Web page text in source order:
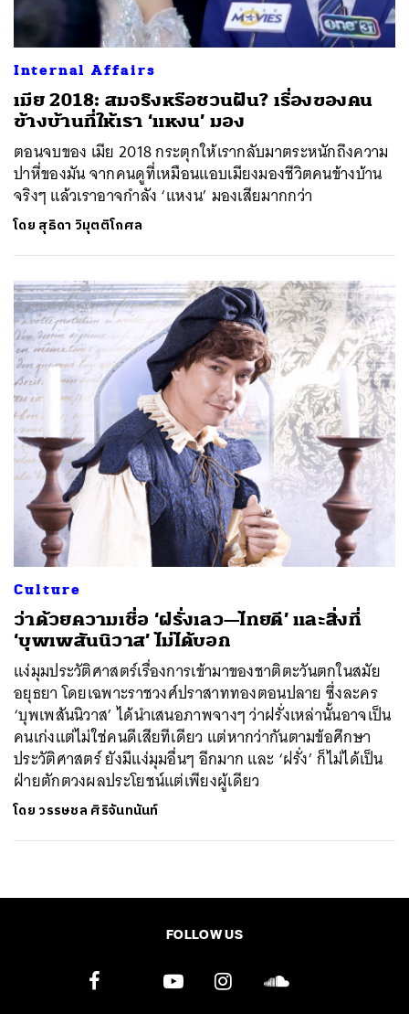
Internal Affairs
เมีย 2018: สมจริงหรือชวนฝัน? เรื่องของคน
ข้างบ้านที่ให้เรา ‘แหงน’ มอง
ตอนจบของ เมีย 2018 กระตุกให้เรากลับมาตระหนักถึงความ
ปาหี่ของมัน จากคนดูที่เหมือนแอบเมียงมองชีวิตคนข้างบ้าน
จริงๆ แล้วเราอาจกำลัง ‘แหงน’ มองเสียมากกว่า
โดย สุธิดา วิมุตติโกศล
Culture
ว่าด้วยความเชื่อ ‘ฝรั่งเลว—ไทยดี’ และสิ่งที่
‘บุพเพสันนิวาส’ ไม่ได้บอก
แง่มุมประวัติศาสตร์เรื่องการเข้ามาของชาติตะวันตกในสมัย
อยุธยา โดยเฉพาะราชวงศ์ปราสาททองตอนปลาย ซึ่งละคร
‘บุพเพสันนิวาส’ ได้นำเสนอภาพจางๆ ว่าฝรั่งเหล่านั้นอาจเป็น
คนเก่งแต่ไม่ใช่คนดีเสียทีเดียว แต่หากว่ากันตามข้อศึกษา
ประวัติศาสตร์ ยังมีแง่มุมอื่นๆ อีกมาก และ ‘ฝรั่ง’ ก็ไม่ได้เป็น
ฝ่ายตักตวงผลประโยชน์แต่เพียงผู้เดียว
โดยวรรษชล ศิริจันทนันท์
FOLLOW US